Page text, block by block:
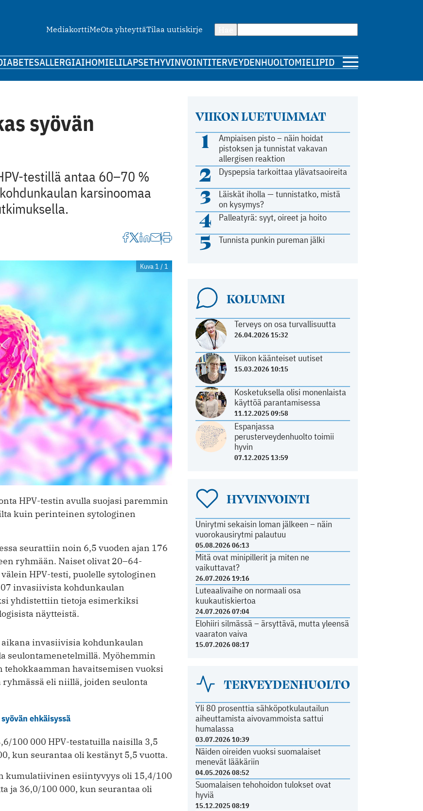
MediakorttiMeOta yhteyttäTilaa uutiskirje
ALLERGIAIHOMIELILAPSETHYVINVOINTITERVEYDENHUOLTOMIELIPIDE
VIIKON LUETUIMMAT
1
Ampiaisen pisto – näin hoidat
pistoksen ja tunnistat vakavan
allergisen reaktion
2 Dyspepsia tarkoittaa ylävatsaoireita
3
Läiskät iholla — tunnistatko, mistä
on kysymys?
4 Palleatyrä: syyt, oireet ja hoito
5 Tunnista punkin pureman jälki
KOLUMNI
Terveys on osa turvallisuutta
26.04.2026 15:32
Viikon käänteiset uutiset
15.03.2026 10:15
Kosketuksella olisi monenlaista
käyttöä parantamisessa
11.12.2025 09:58
Espanjassa
perusterveydenhuolto toimii
hyvin
07.12.2025 13:59
HYVINVOINTI
Unirytmi sekaisin loman jälkeen – näin
vuorokausirytmi palautuu
05.08.2026 06:13
Mitä ovat minipillerit ja miten ne
vaikuttavat?
26.07.2026 19:16
Luteaalivaihe on normaali osa
kuukautiskiertoa
24.07.2026 07:04
Elohiiri silmässä – ärsyttävä, mutta yleensä
vaaraton vaiva
15.07.2026 08:17
TERVEYDENHUOLTO
Yli 80 prosenttia sähköpotkulautailun
aiheuttamista aivovammoista sattui
humalassa
03.07.2026 10:39
Näiden oireiden vuoksi suomalaiset
menevät lääkäriin
04.05.2026 08:52
Suomalaisen tehohoidon tulokset ovat
hyviä
15.12.2025 08:19
syövän
testillä antaa 60–70 %
karsinoomaa
Kuva 1 / 1
HPV-testin avulla suojasi paremmin
kuin perinteinen sytologinen
seurattiin noin 6,5 vuoden ajan 176
ryhmään. Naiset olivat 20–64-
HPV-testi, puolelle sytologinen
invasiivista kohdunkaulan
yhdistettiin tietoja esimerkiksi
näytteistä.
invasiivisia kohdunkaulan
seulontamenetelmillä. Myöhemmin
havaitsemisen vuoksi
eli niillä, joiden seulonta
ehkäisyssä
100 000 HPV-testatuilla naisilla 3,5
kun seurantaa oli kestänyt 5,5 vuotta.
kumulatiivinen esiintyvyys oli 15,4/100
ja 36,0/100 000, kun seurantaa oli